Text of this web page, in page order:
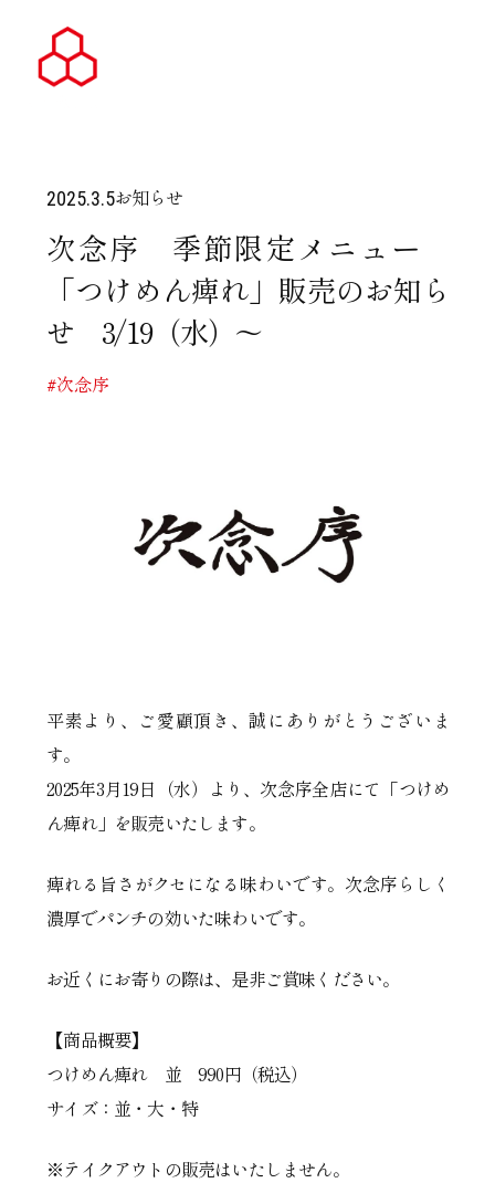
2025.3.5お知らせ
次念序 季節限定メニュー
「つけめん痺れ」販売のお知ら
せ 3/19（水）～
#次念序
平素より、ご愛顧頂き、誠にありがとうございま
す。
2025年3月19日（水）より、次念序全店にて「つけめ
ん痺れ」を販売いたします。
痺れる旨さがクセになる味わいです。次念序らしく
濃厚でパンチの効いた味わいです。
お近くにお寄りの際は、是非ご賞味ください。
【商品概要】
つけめん痺れ 並 990円（税込）
サイズ：並・大・特
※テイクアウトの販売はいたしません。